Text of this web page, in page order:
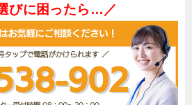
びに困ったら…／